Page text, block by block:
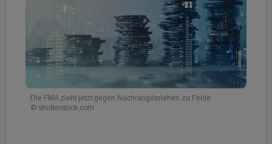
Die FMA zieht jetzt gegen Nachrangdarlehen zu Felde
© shutterstock.com